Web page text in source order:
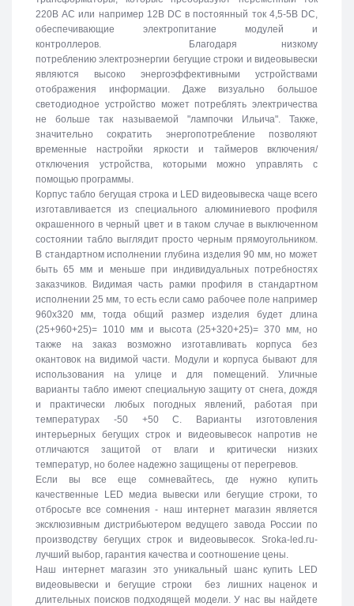
220В АС или например 12В DC в постоянный ток 4,5-5В DC,
обеспечивающие электропитание модулей и
контроллеров. Благодаря низкому
потреблению электроэнергии бегущие строки и видеовывески
являются высоко энергоэффективными устройствами
отображения информации. Даже визуально большое
светодиодное устройство может потреблять электричества
не больше так называемой "лампочки Ильича". Также,
значительно сократить энергопотребление позволяют
временные настройки яркости и таймеров включения/
отключения устройства, которыми можно управлять с
помощью программы.
Корпус табло бегущая строка и LED видеовывеска чаще всего
изготавливается из специального алюминиевого профиля
окрашенного в черный цвет и в таком случае в выключенном
состоянии табло выглядит просто черным прямоугольником.
В стандартном исполнении глубина изделия 90 мм, но может
быть 65 мм и меньше при индивидуальных потребностях
заказчиков. Видимая часть рамки профиля в стандартном
исполнении 25 мм, то есть если само рабочее поле например
960х320 мм, тогда общий размер изделия будет длина
(25+960+25)= 1010 мм и высота (25+320+25)= 370 мм, но
также на заказ возможно изготавливать корпуса без
окантовок на видимой части. Модули и корпуса бывают для
использования на улице и для помещений. Уличные
варианты табло имеют специальную защиту от снега, дождя
и практически любых погодных явлений, работая при
температурах -50 +50 C. Варианты изготовления
интерьерных бегущих строк и видеовывесок напротив не
отличаются защитой от влаги и критически низких
температур, но более надежно защищены от перегревов.
Если вы все еще сомневайтесь, где нужно купить
качественные LED медиа вывески или бегущие строки, то
отбросьте все сомнения - наш интернет магазин является
эксклюзивным дистрибьютером ведущего завода России по
производству бегущих строк и видеовывесок. Sroka-led.ru-
лучший выбор, гарантия качества и соотношение цены.
Наш интернет магазин это уникальный шанс купить LED
видеовывески и бегущие строки без лишних наценок и
длительных поисков подходящей модели. У нас вы найдете